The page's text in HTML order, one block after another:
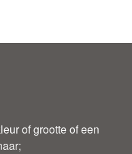
of grootte of een